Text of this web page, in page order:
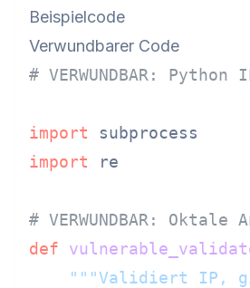
Beispielcode
Verwundbarer Code
# VERWUNDBAR:
import
import re
# VERWUNDBAR:
def
"""Validiert IP,